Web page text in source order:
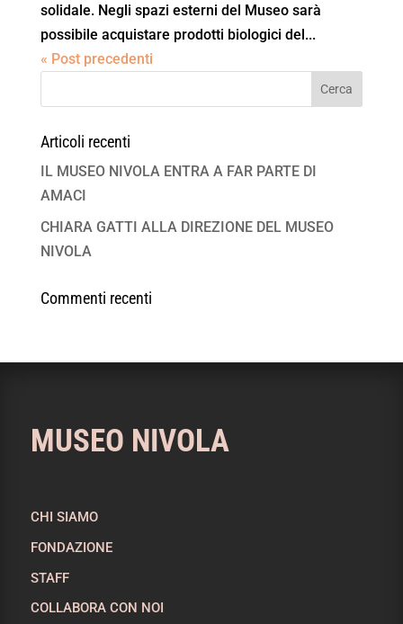
solidale. Negli spazi esterni del Museo sarà
possibile acquistare prodotti biologici del...
« Post precedenti
Articoli recenti
IL MUSEO NIVOLA ENTRA A FAR PARTE DI
AMACI
CHIARA GATTI ALLA DIREZIONE DEL MUSEO
NIVOLA
Commenti recenti
MUSEO NIVOLA
CHI SIAMO
FONDAZIONE
STAFF
COLLABORA CON NOI